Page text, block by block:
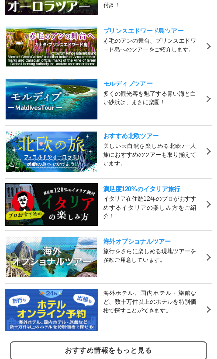
付き！
プリンスエドワード島ツアー
赤毛のアンの舞台、プリンスエドワ
ード島へのツアーをご紹介します。
モルディブツアー
多くの観光客を魅了する青い海と白
い砂浜は、まさに楽園！
おすすめ北欧ツアー
美しい大自然を楽しめる北欧♪一人
旅におすすめのツアーも取り揃えて
います。
満足度120%のイタリア旅行
イタリア在住歴12年のプロがおすす
めするイタリアの楽しみ方をご紹
介！
海外オプショナルツアー
旅行をさらに楽しめる現地ツアーを
多数ご用意しています。
海外ホテル、国内ホテル・旅館な
ど、数十万件以上のホテルを特別価
格で探すことができます。
おすすめ情報をもっと見る